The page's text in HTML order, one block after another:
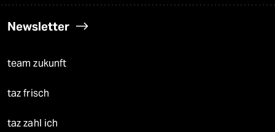
Newsletter
team zukunft
taz frisch
taz zahl ich